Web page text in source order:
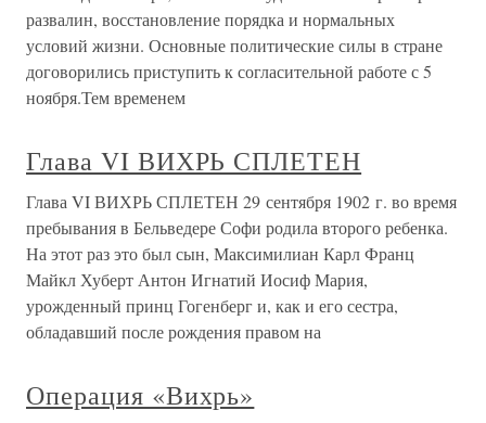
развалин, восстановление порядка и нормальных
условий жизни. Основные политические силы в стране
договорились приступить к согласительной работе с 5
ноября.Тем временем
Глава VI ВИХРЬ СПЛЕТЕН
Глава VI ВИХРЬ СПЛЕТЕН 29 сентября 1902 г. во время
пребывания в Бельведере Софи родила второго ребенка.
На этот раз это был сын, Максимилиан Карл Франц
Майкл Хуберт Антон Игнатий Иосиф Мария,
урожденный принц Гогенберг и, как и его сестра,
обладавший после рождения правом на
Операция «Вихрь»